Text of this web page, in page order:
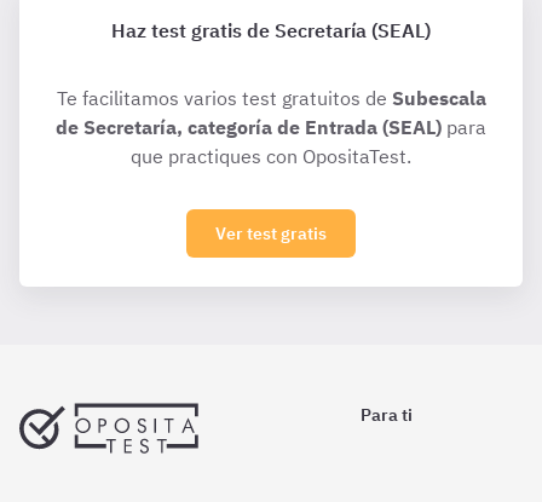
Haz test gratis de Secretaría (SEAL)
Te facilitamos varios test gratuitos de Subescala
de Secretaría, categoría de Entrada (SEAL) para
que practiques con OpositaTest.
Ver test gratis
Para ti